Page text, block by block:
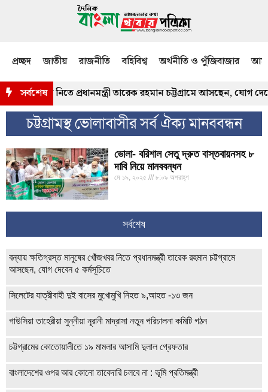
প্রচ্ছদ জাতীয় রাজনীতি বহিবিশ্ব অর্থনীতি ও পুঁজিবাজার
সর্বশেষ
খোঁজখবর নিতে প্রধানমন্ত্রী তারেক রহমান চট্টগ্রামে আসছেন, যোগ
চট্টগ্রামস্থ ভোলাবাসীর সর্ব ঐক্য মানববন্ধন
ভোলা- বরিশাল সেতু দ্রুত বাস্তবায়নসহ ৮
দাবি নিয়ে মানববন্ধন
মে ১৯, ২০২৫ ৮:০৯ অপরাহ্ণ
সর্বশেষ
বন্যায় ক্ষতিগ্রস্ত মানুষের খোঁজখবর নিতে প্রধানমন্ত্রী তারেক রহমান চট্টগ্রামে
আসছেন, যোগ দেবেন ৫ কর্মসূচিতে
সিলেটের যাত্রীবাহী দুই বাসের মুখোমুখি নিহত ৯,আহত -১৩ জন
গাউসিয়া তাহেরীয়া সুন্নীয়া নূরানী মাদ্রাসা নতুন পরিচালনা কমিটি গঠন
চট্টগ্রামের কোতোয়ালীতে ১৯ মামলার আসামি দুলাল গ্রেফতার
বাংলাদেশের ওপর আর কোনো তাবেদারি চলবে না : ভূমি প্রতিমন্ত্রী